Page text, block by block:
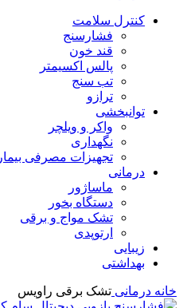
کنترل سلامت
فشارسنج
قند خون
پالس اکسیمتر
تب سنج
ترازو
توانبخشی
واکر و ویلچر
نگهداری
تجهیزات مصرفی بیمار
درمانی
ماساژور
دستگاه بخور
تشک مواج و برقی
ارتوپدی
زیبایی
بهداشتی
خانه درمانی تشک برقی راویس